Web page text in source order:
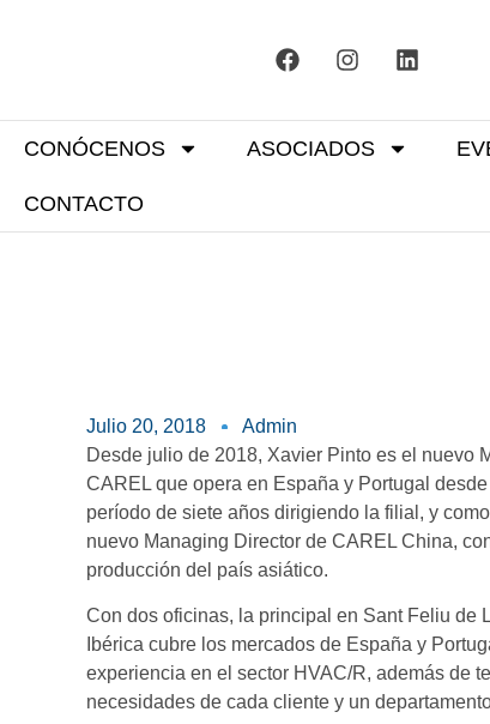
CONÓCENOS ASOCIADOS
CONTACTO
Julio 20, 2018
Admin
Desde julio de 2018, Xavier Pinto es el nuevo
CAREL que opera en España y Portugal
período de siete años dirigiendo la filial, y
nuevo Managing Director de CAREL China,
producción del país asiático.
Con dos oficinas, la principal en Sant Feliu de
Ibérica cubre los mercados de España y
experiencia en el sector HVAC/R, además de
necesidades de cada cliente y un